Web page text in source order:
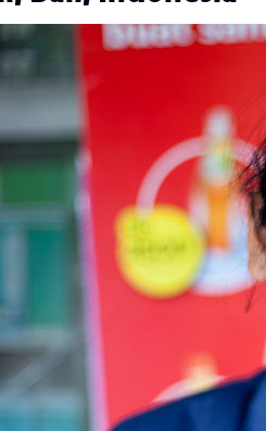
#Reportage
05 septembre